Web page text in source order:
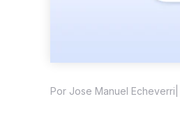
Por Jose Manuel Echeverri